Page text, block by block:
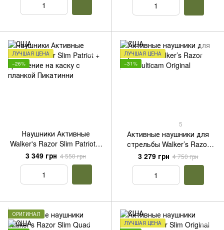
ЛУЧШАЯ ЦЕНА
−26%
Наушники Активные
Walker's Razor Slim Patriot +
крепление на каску с
планкой Пикатинни
3 349 грн 4 550 грн
ЛУЧШАЯ ЦЕНА
−31%
5
Активные наушники для
стрельбы Walker’s Razor
Slim Multicam Original
3 279 грн 4 750 грн
ОРИГИНАЛ
ЛУЧШАЯ ЦЕНА